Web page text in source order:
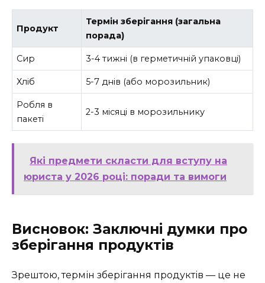
Продукт
Термін зберігання (загальна
порада)
Сир 3-4 тижні (в герметичній упаковці)
Хліб 5-7 днів (або морозильник)
Робля в
пакеті
2-3 місяці в морозильнику
Які предмети скласти для вступу на
юриста у 2026 році: поради та вимоги
Висновок: Заключні думки про
зберігання продуктів
Зрештою, термін зберігання продуктів — це не